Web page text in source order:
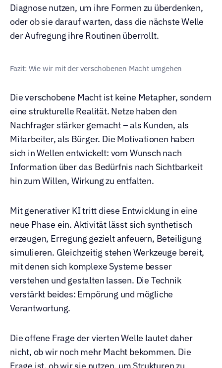
Diagnose nutzen, um ihre Formen zu überdenken,
oder ob sie darauf warten, dass die nächste Welle
der Aufregung ihre Routinen überrollt.
Fazit: Wie wir mit der verschobenen Macht umgehen
Die verschobene Macht ist keine Metapher, sondern
eine strukturelle Realität. Netze haben den
Nachfrager stärker gemacht – als Kunden, als
Mitarbeiter, als Bürger. Die Motivationen haben
sich in Wellen entwickelt: vom Wunsch nach
Information über das Bedürfnis nach Sichtbarkeit
hin zum Willen, Wirkung zu entfalten.
Mit generativer KI tritt diese Entwicklung in eine
neue Phase ein. Aktivität lässt sich synthetisch
erzeugen, Erregung gezielt anfeuern, Beteiligung
simulieren. Gleichzeitig stehen Werkzeuge bereit,
mit denen sich komplexe Systeme besser
verstehen und gestalten lassen. Die Technik
verstärkt beides: Empörung und mögliche
Verantwortung.
Die offene Frage der vierten Welle lautet daher
nicht, ob wir noch mehr Macht bekommen. Die